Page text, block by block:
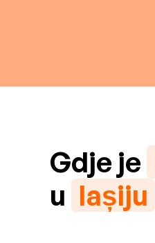
Gdje je
u Iașiju